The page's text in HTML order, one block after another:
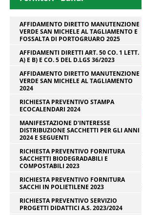
AFFIDAMENTO DIRETTO MANUTENZIONE
VERDE SAN MICHELE AL TAGLIAMENTO E
FOSSALTA DI PORTOGRUARO 2025
AFFIDAMENTI DIRETTI ART. 50 CO. 1 LETT.
A) E B) E CO. 5 DEL D.LGS 36/2023
AFFIDAMENTO DIRETTO MANUTENZIONE
VERDE SAN MICHELE AL TAGLIAMENTO
2024
RICHIESTA PREVENTIVO STAMPA
ECOCALENDARI 2024
MANIFESTAZIONE D'INTERESSE
DISTRIBUZIONE SACCHETTI PER GLI ANNI
2024 E SEGUENTI
RICHIESTA PREVENTIVO FORNITURA
SACCHETTI BIODEGRADABILI E
COMPOSTABILI 2023
RICHIESTA PREVENTIVO FORNITURA
SACCHI IN POLIETILENE 2023
RICHIESTA PREVENTIVO SERVIZIO
PROGETTI DIDATTICI A.S. 2023/2024